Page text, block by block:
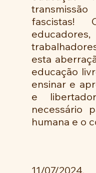
fascistas!
esta
educação
ensinar e
e
necessário
humana e o
11/07/2024,